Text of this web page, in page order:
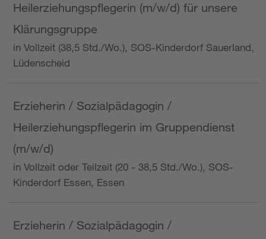
Heilerziehungspflegerin (m/w/d) für unsere
Klärungsgruppe
in Vollzeit (38,5 Std./Wo.), SOS-Kinderdorf Sauerland,
Lüdenscheid
Erzieherin / Sozialpädagogin /
Heilerziehungspflegerin im Gruppendienst
(m/w/d)
in Vollzeit oder Teilzeit (20 - 38,5 Std./Wo.), SOS-
Kinderdorf Essen, Essen
Erzieherin / Sozialpädagogin /